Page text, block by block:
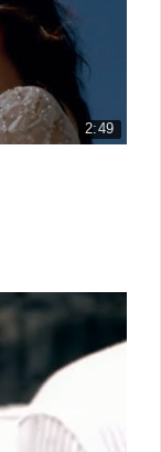
2:49